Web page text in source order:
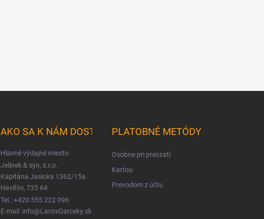
AKO SA K NÁM DOSTANETE
Hlavné výdajné miesto
Jelínek & syn, s.r.o.
Kapitána Jasioka 1362/15a
Havířov, 735 64
Tel.: +420 555 222 096
E-mail: info@LacneDarceky.sk
PLATOBNÉ METÓDY
Osobne pri prevzatí
Kartou
Prevodom z účtu